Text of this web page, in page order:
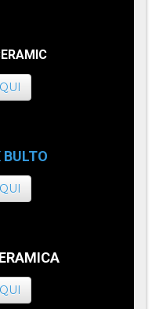
BULTO